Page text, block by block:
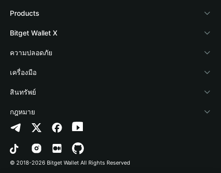
เกี่ยวกับ Bitget Wallet
Blog
Academy
ข่าวสารด้านคริปโต
ศูนย์ช่วยเหลือ
ติดต่อเรา
ทรัพยากรข้อมูลของแบรนด์
อาชีพ
Products
Crypto Card
Stablecoin Earn
Payfi Crypto
Crypto Swap API
Altcoin Season Index
Prediction Markets
DApp
Bitget Wallet X
นักพัฒนา
เชื่อมต่อ Wallet
Bitget Wallet Pay
ลิสต์โปรเจกต์
ความปลอดภัย
Protection Fund
เทคโนโลยีความปลอดภัย
เครื่องมือ
ซื้อคริปโต
การตรวจจับการอนุญาต
การตรวจจับสัญญา
การโอนเป็นชุด
สินทรัพย์
Arbitrum
Avalanche
Bitcoin
กฎหมาย
นโยบายความเป็นส่วนตัว
ข้อตกลงในการใช้บริการ
© 2018-2026 Bitget Wallet All Rights Reserved